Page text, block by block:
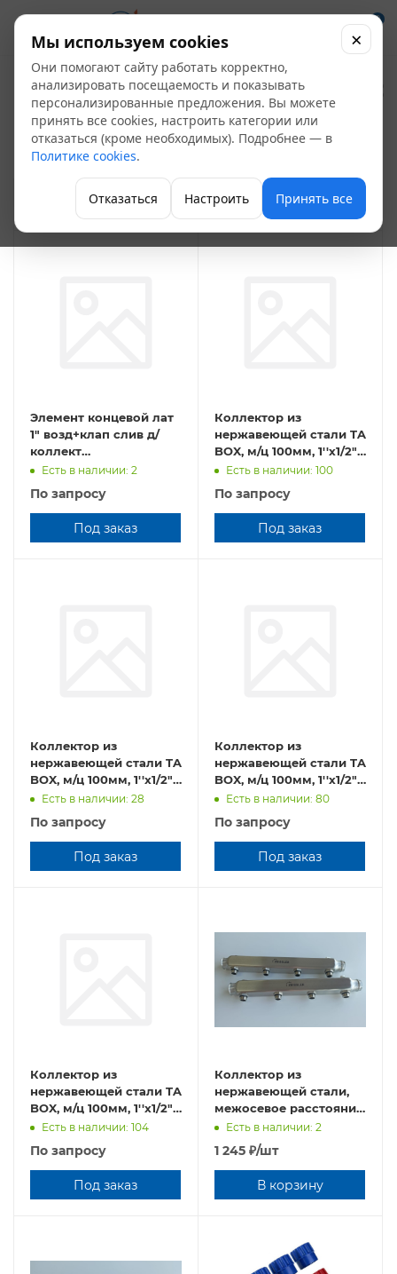
0
Коллекторы
отопления
35
Отопление
ФИЛЬТР
Элемент концевой лат
1" возд+клап слив д/
коллект
SantechSystems E111
Есть в наличии: 2
По запросу
Под заказ
Коллектор из
нержавеющей стали TA
BOX, м/ц 100мм, 1''х1/2",
5 выходов, CH.125.05
Есть в наличии: 100
По запросу
Под заказ
Коллектор из
нержавеющей стали TA
BOX, м/ц 100мм, 1''х1/2",
3 выхода, CH.125.03
Есть в наличии: 28
По запросу
Под заказ
Коллектор из
нержавеющей стали TA
BOX, м/ц 100мм, 1''х1/2",
7 выходов, CH.125.07
Есть в наличии: 80
По запросу
Под заказ
Коллектор из
нержавеющей стали TA
BOX, м/ц 100мм, 1''х1/2",
6 выходов, CH.125.06
Есть в наличии: 104
По запросу
Под заказ
Коллектор из
нержавеющей стали,
межосевое расстояние
100 мм. 1*1/2", 4 выхода
Есть в наличии: 2
1 245 ₽/шт
В корзину
Мы используем cookies
Они помогают сайту работать корректно,
анализировать посещаемость и показывать
персонализированные предложения. Вы можете
принять все cookies, настроить категории или
отказаться (кроме необходимых). Подробнее — в
Политике cookies.
Отказаться Настроить Принять все
×